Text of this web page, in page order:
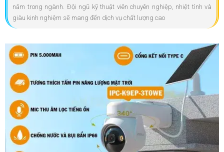
năm trong ngành. Đội ngũ kỹ thuật viên chuyên nghiệp, nhiệt tình và
giàu kinh nghiệm sẽ mang đến dịch vụ chất lượng cao